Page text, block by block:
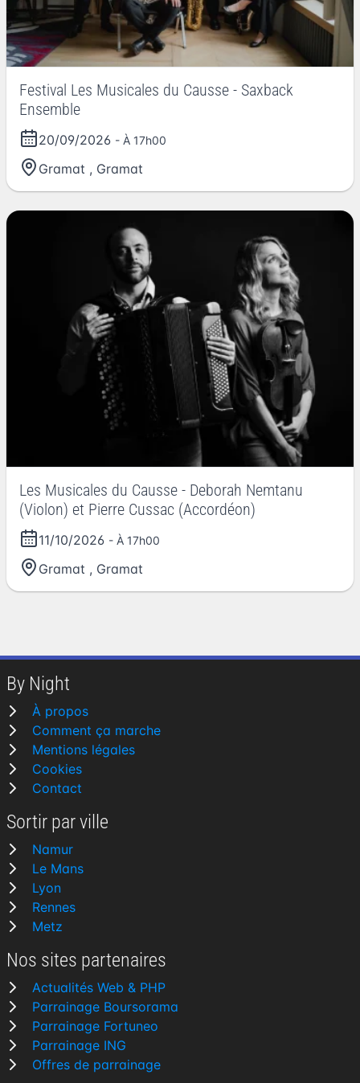
Festival Les Musicales du Causse - Saxback
Ensemble
20/09/2026 - À 17h00
Gramat , Gramat
Les Musicales du Causse - Deborah Nemtanu
(Violon) et Pierre Cussac (Accordéon)
11/10/2026 - À 17h00
Gramat , Gramat
By Night
À propos
Comment ça marche
Mentions légales
Cookies
Contact
Sortir par ville
Namur
Le Mans
Lyon
Rennes
Metz
Nos sites partenaires
Actualités Web & PHP
Parrainage Boursorama
Parrainage Fortuneo
Parrainage ING
Offres de parrainage